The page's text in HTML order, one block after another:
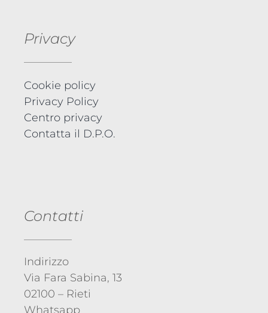
Privacy
Cookie policy
Privacy Policy
Centro privacy
Contatta il D.P.O.
Contatti
Indirizzo
Via Fara Sabina, 13
02100 – Rieti
Whatsapp